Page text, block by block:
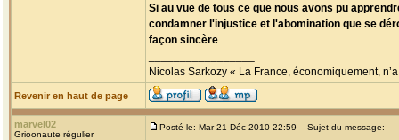
Si au vue de tous ce que nous avons pu
condamner l'injustice et l'abomination que se
façon sincère.
Nicolas Sarkozy « La France, économiquement,
Revenir en haut de page
marvel02
Grioonaute régulier
Posté le: Mar 21 Déc 2010 22:59 Sujet du message: